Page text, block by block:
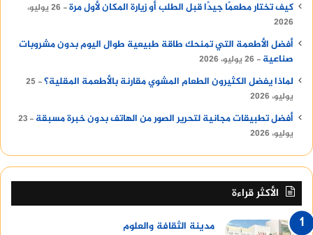
كيف تختار مطعمًا جيدًا قبل الطلب أو زيارة المكان لأول مرة
26 يوليو،
2026
أفضل الأطعمة التي تمنحك طاقة طبيعية طوال اليوم بدون مشروبات
صناعية
26 يوليو، 2026
لماذا يفضل الكثيرون الطعام المشوي مقارنة بالأطعمة المقلية؟
25
يوليو، 2026
أفضل تطبيقات مجانية لتحرير الصور من الهاتف بدون خبرة مسبقة
23
يوليو، 2026
الأكثر قراءة
مدينة الثقافة والعلوم